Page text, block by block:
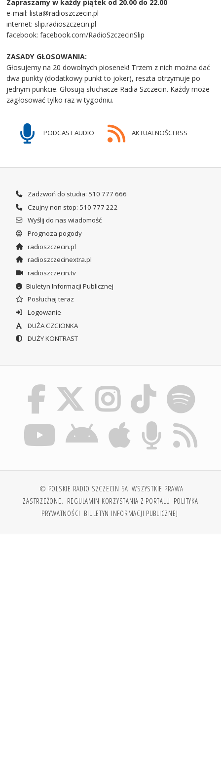
Zapraszamy w każdy piątek od 20.00 do 22.00
e-mail: lista@radioszczecin.pl
internet: slip.radioszczecin.pl
facebook: facebook.com/RadioSzczecinSlip
ZASADY GŁOSOWANIA:
Głosujemy na 20 dowolnych piosenek! Trzem z nich można dać
dwa punkty (dodatkowy punkt to joker), reszta otrzymuje po
jednym punkcie. Głosują słuchacze Radia Szczecin. Każdy może
zagłosować tylko raz w tygodniu.
PODCAST AUDIO AKTUALNOŚCI RSS
Zadzwoń do studia: 510 777 666
Czujny non stop: 510 777 222
Wyślij do nas wiadomość
Prognoza pogody
radioszczecin.pl
radioszczecinextra.pl
radioszczecin.tv
Biuletyn Informacji Publicznej
Posłuchaj teraz
Logowanie
DUŻA CZCIONKA
DUŻY KONTRAST
© POLSKIE RADIO SZCZECIN SA. WSZYSTKIE PRAWA
ZASTRZEŻONE. REGULAMIN KORZYSTANIA Z PORTALU POLITYKA
PRYWATNOŚCI BIULETYN INFORMACJI PUBLICZNEJ